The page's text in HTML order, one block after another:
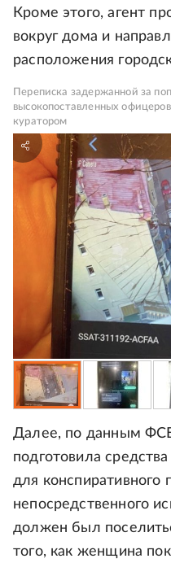
Кроме этого, агент
вокруг дома и
расположения
Переписка задержанной за
высокопоставленных
куратором
Далее, по данным
подготовила
для конспиративного
непосредственного
должен был
того, как женщина